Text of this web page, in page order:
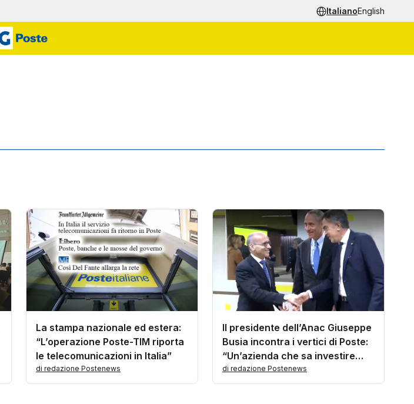
ItalianoEnglish
La stampa nazionale ed estera:
“L’operazione Poste-TIM riporta
le telecomunicazioni in Italia”
di redazione Postenews
Il presidente dell’Anac Giuseppe
Busia incontra i vertici di Poste:
“Un’azienda che sa investire
nella fiducia”
di redazione Postenews